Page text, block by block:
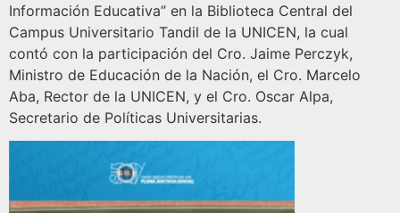
Información Educativa” en la Biblioteca Central del
Campus Universitario Tandil de la UNICEN, la cual
contó con la participación del Cro. Jaime Perczyk,
Ministro de Educación de la Nación, el Cro. Marcelo
Aba, Rector de la UNICEN, y el Cro. Oscar Alpa,
Secretario de Políticas Universitarias.